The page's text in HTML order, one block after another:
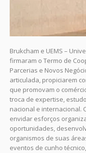
Brukcham e UEMS –
firmaram o Termo de
Parcerias e Novos
articulada, propiciarem
que promovam o
troca de expertise,
nacional e internacional.
envidar esforços
oportunidades,
organismos de suas
eventos de cunho